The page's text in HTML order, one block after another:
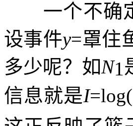
一个不确
设事件y=罩住
多少呢？如N1
信息就是I=log(